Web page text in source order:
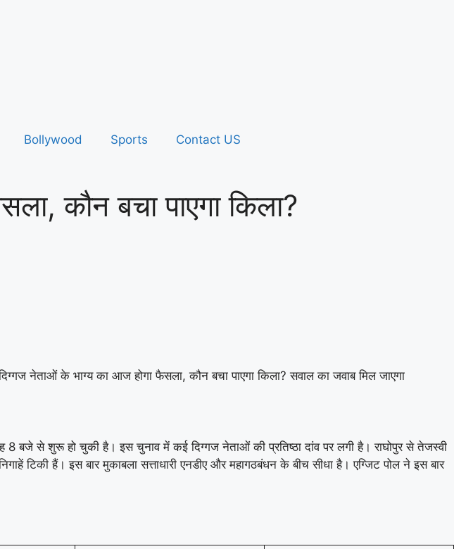
Bollywood Sports Contact US
कौन बचा पाएगा किला?
नेताओं के भाग्य का आज होगा फैसला, कौन बचा पाएगा किला? सवाल का जवाब मिल जाएगा
8 बजे से शुरू हो चुकी है। इस चुनाव में कई दिग्गज नेताओं की प्रतिष्ठा दांव पर लगी है। राघोपुर से तेजस्वी
टिकी हैं। इस बार मुकाबला सत्ताधारी एनडीए और महागठबंधन के बीच सीधा है। एग्जिट पोल ने इस बार